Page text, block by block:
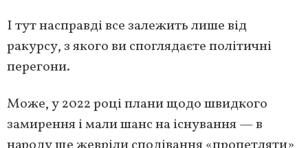
І тут насправді все залежить лише від
ракурсу, з якого ви споглядаєте політичні
перегони.
Може, у 2022 році плани щодо швидкого
замирення і мали шанс на існування — в